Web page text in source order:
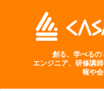
創る、学べるの
エンジニア、研修講
報や